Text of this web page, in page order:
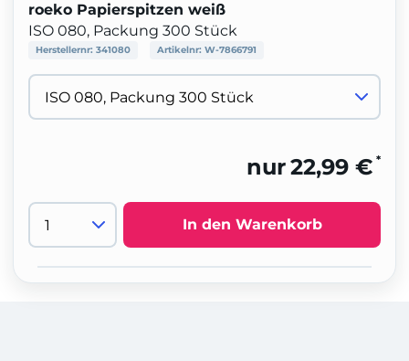
roeko Papierspitzen weiß
ISO 080, Packung 300 Stück
Herstellernr: 341080 Artikelnr: W-7866791
nur22,99 € *
In den Warenkorb